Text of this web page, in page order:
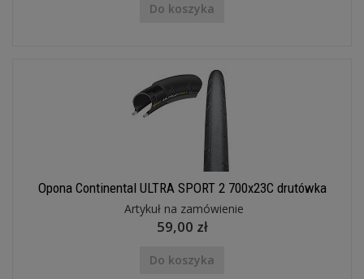
Do koszyka
Opona Continental ULTRA SPORT 2 700x23C drutówka
Artykuł na zamówienie
59,00 zł
Do koszyka